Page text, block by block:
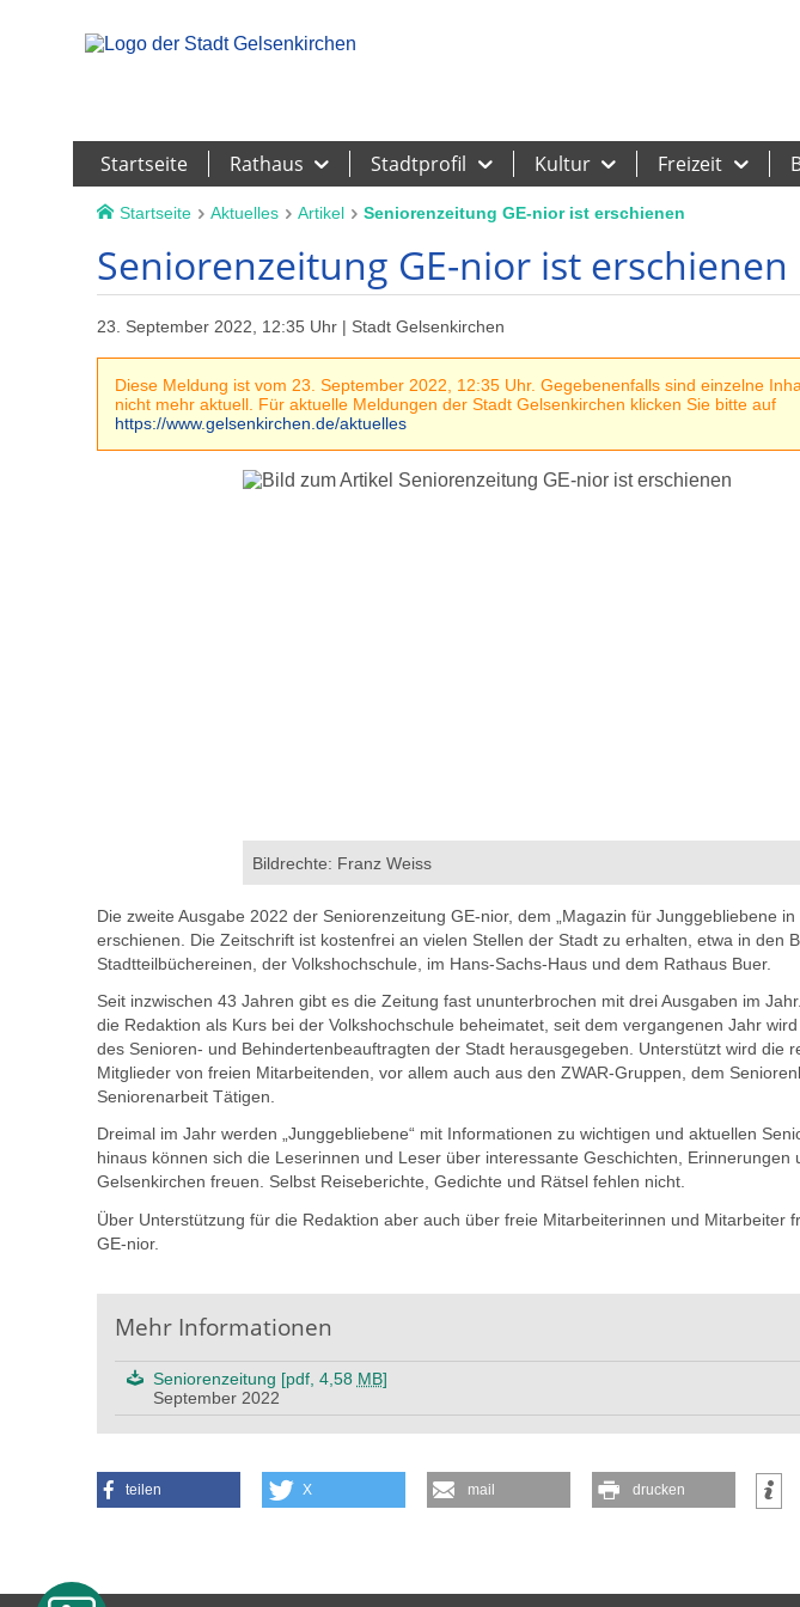
Startseite Rathaus Stadtprofil Kultur Freizeit
Startseite Aktuelles Artikel Seniorenzeitung GE-nior ist erschienen
Seniorenzeitung GE-nior ist erschienen
23. September 2022, 12:35 Uhr | Stadt Gelsenkirchen
Diese Meldung ist vom 23. September 2022, 12:35 Uhr. Gegebenenfalls sind einzelne
nicht mehr aktuell. Für aktuelle Meldungen der Stadt Gelsenkirchen klicken Sie bitte auf
https://www.gelsenkirchen.de/aktuelles
Bildrechte: Franz Weiss
Die zweite Ausgabe 2022 der Seniorenzeitung GE-nior, dem „Magazin für Junggebliebene
erschienen. Die Zeitschrift ist kostenfrei an vielen Stellen der Stadt zu erhalten, etwa in den
Stadtteilbüchereinen, der Volkshochschule, im Hans-Sachs-Haus und dem Rathaus Buer.
Seit inzwischen 43 Jahren gibt es die Zeitung fast ununterbrochen mit drei Ausgaben im
die Redaktion als Kurs bei der Volkshochschule beheimatet, seit dem vergangenen Jahr
des Senioren- und Behindertenbeauftragten der Stadt herausgegeben. Unterstützt wird die
Mitglieder von freien Mitarbeitenden, vor allem auch aus den ZWAR-Gruppen, dem
Seniorenarbeit Tätigen.
Dreimal im Jahr werden „Junggebliebene“ mit Informationen zu wichtigen und aktuellen
hinaus können sich die Leserinnen und Leser über interessante Geschichten, Erinnerungen
Gelsenkirchen freuen. Selbst Reiseberichte, Gedichte und Rätsel fehlen nicht.
Über Unterstützung für die Redaktion aber auch über freie Mitarbeiterinnen und Mitarbeiter
GE-nior.
Mehr Informationen
Seniorenzeitung [pdf, 4,58 MB]
September 2022
teilen X mail drucken